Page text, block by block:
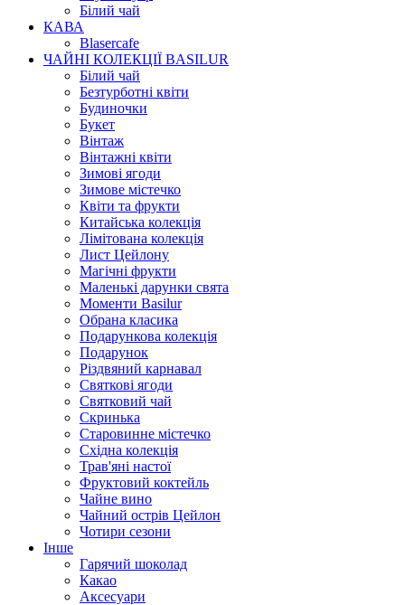
Білий чай
КАВА
Blasercafe
ЧАЙНІ КОЛЕКЦІЇ BASILUR
Білий чай
Безтурботні квіти
Будиночки
Букет
Вінтаж
Вінтажні квіти
Зимові ягоди
Зимове містечко
Квіти та фрукти
Китайська колекція
Лімітована колекція
Лист Цейлону
Магічні фрукти
Маленькі дарунки свята
Моменти Basilur
Обрана класика
Подарункова колекція
Подарунок
Різдвяний карнавал
Святкові ягоди
Святковий чай
Скринька
Старовинне містечко
Східна колекція
Трав'яні настої
Фруктовий коктейль
Чайне вино
Чайний острів Цейлон
Чотири сезони
Інше
Гарячий шоколад
Какао
Аксесуари